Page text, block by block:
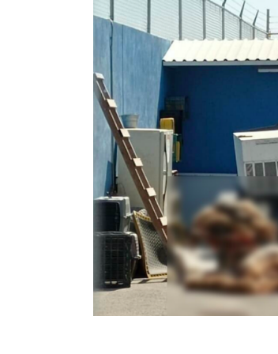
cateos en Toluca en busca de
cambio inesperado en la
Visita y accede a todo nuestro
Facebook:
@cadenanoticiasmx|
https://t.me/